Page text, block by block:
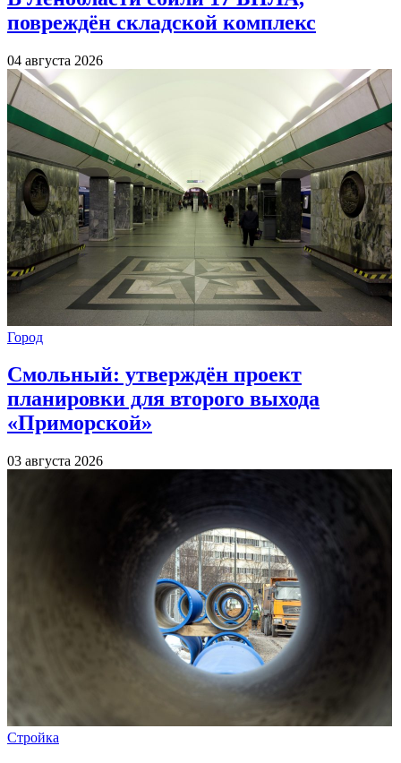
повреждён складской комплекс
04 августа 2026
Город
Смольный: утверждён проект
планировки для второго выхода
«Приморской»
03 августа 2026
Стройка